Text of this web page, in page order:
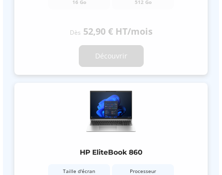
16 Go
512 Go
Dès 52,90 € HT/mois
Découvrir
HP EliteBook 860
Taille d'écran
Processeur